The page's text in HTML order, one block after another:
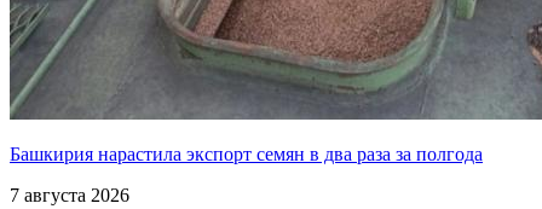
Башкирия нарастила экспорт семян в два раза за полгода
7 августа 2026